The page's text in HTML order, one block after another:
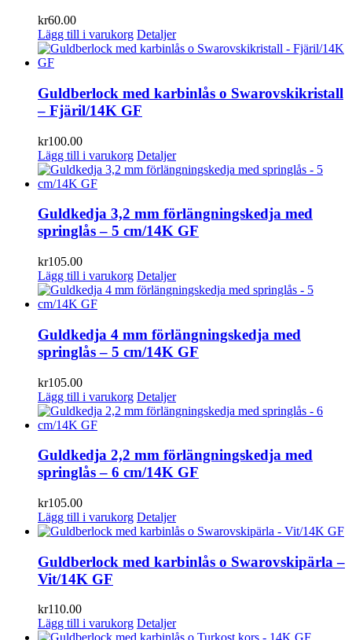
kr60.00
Lägg till i varukorg Detaljer
Guldberlock med karbinlås o Swarovskikristall
– Fjäril/14K GF
kr100.00
Lägg till i varukorg Detaljer
Guldkedja 3,2 mm förlängningskedja med
springlås – 5 cm/14K GF
kr105.00
Lägg till i varukorg Detaljer
Guldkedja 4 mm förlängningskedja med
springlås – 5 cm/14K GF
kr105.00
Lägg till i varukorg Detaljer
Guldkedja 2,2 mm förlängningskedja med
springlås – 6 cm/14K GF
kr105.00
Lägg till i varukorg Detaljer
Guldberlock med karbinlås o Swarovskipärla –
Vit/14K GF
kr110.00
Lägg till i varukorg Detaljer